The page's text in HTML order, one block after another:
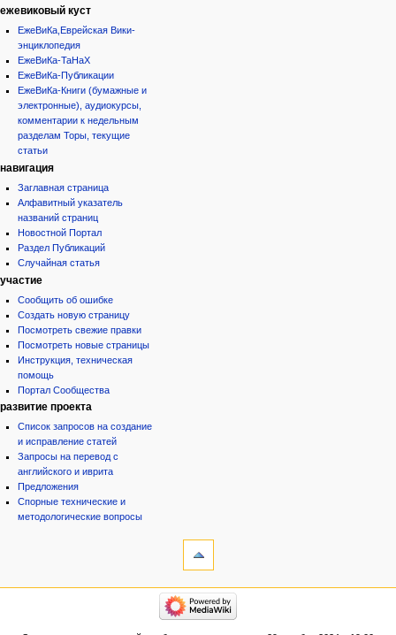
ежевиковый куст
ЕжеВиКа,Еврейская Вики-
энциклопедия
ЕжеВиКа-ТаНаХ
ЕжеВиКа-Публикации
ЕжеВиКа-Книги (бумажные и
электронные), аудиокурсы,
комментарии к недельным
разделам Торы, текущие
статьи
навигация
Заглавная страница
Алфавитный указатель
названий страниц
Новостной Портал
Раздел Публикаций
Случайная статья
участие
Сообщить об ошибке
Создать новую страницу
Посмотреть свежие правки
Посмотреть новые страницы
Инструкция, техническая
помощь
Портал Сообщества
развитие проекта
Список запросов на создание
и исправление статей
Запросы на перевод с
английского и иврита
Предложения
Спорные технические и
методологические вопросы
категории